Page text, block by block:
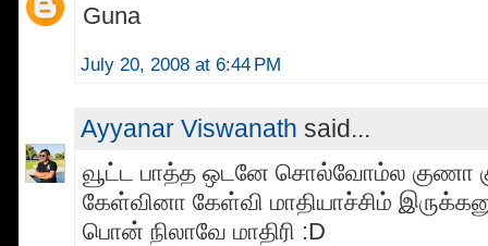
Guna
July 20, 2008 at 6:44 PM
Ayyanar Viswanath said...
வூட்ட பாத்த ஒடனே சொல்வோம்ல குணா
கேள்வினா கேள்வி மாதியாச்சிம்
பொன் நிலாவே மாதிரி :D